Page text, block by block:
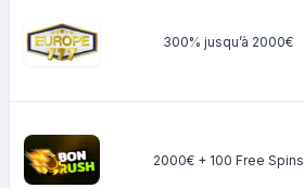
300% jusqu’à 2000€
2000€ + 100 Free Spins